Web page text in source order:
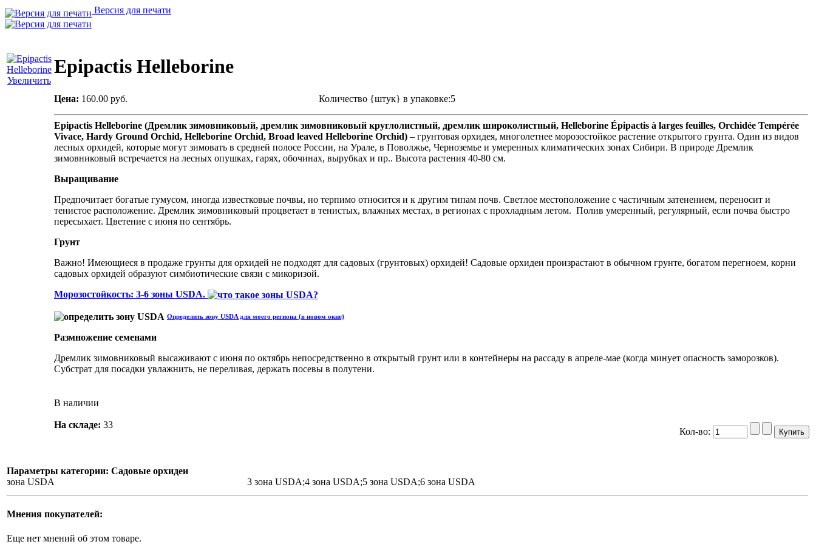
Версия для печати
Увеличить
Epipactis Helleborine
Цена: 160.00 руб. Количество {штук} в упаковке:5
Epipactis Helleborine (Дремлик зимовниковый, дремлик зимовниковый круглолистный, дремлик широколистный, Helleborine Épipactis à larges feuilles, Orchidée Tempérée
Vivace, Hardy Ground Orchid, Helleborine Orchid, Broad leaved Helleborine Orchid) – грунтовая орхидея, многолетнее морозостойкое растение открытого грунта. Один из видов
лесных орхидей, которые могут зимовать в средней полосе России, на Урале, в Поволжье, Черноземье и умеренных климатических зонах Сибири. В природе Дремлик
зимовниковый встречается на лесных опушках, гарях, обочинах, вырубках и пр.. Высота растения 40-80 см.
Выращивание
Предпочитает богатые гумусом, иногда известковые почвы, но терпимо относится и к другим типам почв. Светлое местоположение с частичным затенением, переносит и
тенистое расположение. Дремлик зимовниковый процветает в тенистых, влажных местах, в регионах с прохладным летом. Полив умеренный, регулярный, если почва быстро
пересыхает. Цветение с июня по сентябрь.
Грунт
Важно! Имеющиеся в продаже грунты для орхидей не подходят для садовых (грунтовых) орхидей! Садовые орхидеи произрастают в обычном грунте, богатом перегноем, корни
садовых орхидей образуют симбиотические связи с микоризой.
Морозостойкость: 3-6 зоны USDA.
Определить зону USDA для моего региона (в новом окне)
Размножение семенами
Дремлик зимовниковый высаживают с июня по октябрь непосредственно в открытый грунт или в контейнеры на рассаду в апреле-мае (когда минует опасность заморозков).
Субстрат для посадки увлажнить, не переливая, держать посевы в полутени.
В наличии
На складе: 33
Кол-во:
Параметры категории: Садовые орхидеи
зона USDA
3 зона USDA;4 зона USDA;5 зона USDA;6 зона USDA
Мнения покупателей:
Еще нет мнений об этом товаре.